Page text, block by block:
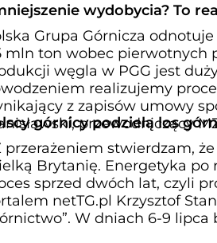
wydobycia? To
Grupa Górnicza
mln ton wobec pierwotnych
węgla w PGG jest
realizujemy
z zapisów umowy
przewodniczący
górnicy podzielą los
przerażeniem stwierdzam,
Brytanię. Energetyka po
sprzed dwóch lat, czyli
netTG.pl Krzysztof
W dniach 6-9